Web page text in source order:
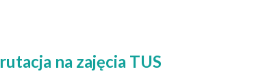
na zajęcia TUS